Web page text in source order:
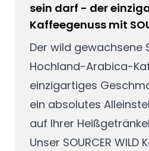
sein darf - der
Kaffeegenuss mit
Der wild gewachsene
Hochland-Arabica-
einzigartiges
ein absolutes
auf Ihrer
Unser SOURCER WILD